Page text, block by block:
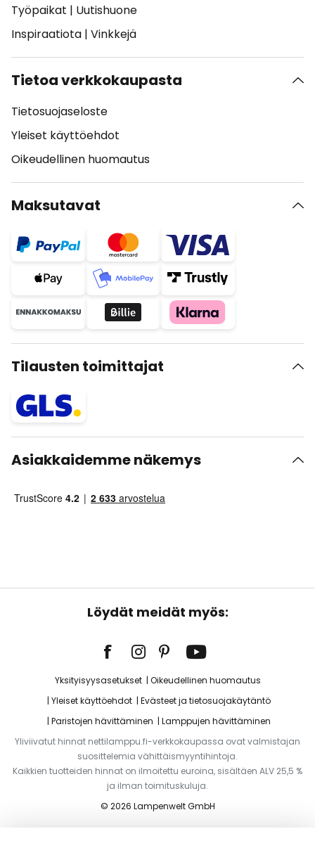
Työpaikat | Uutishuone
Inspiraatiota | Vinkkejä
Tietoa verkkokaupasta
Tietosuojaseloste
Yleiset käyttöehdot
Oikeudellinen huomautus
Maksutavat
Tilausten toimittajat
Asiakkaidemme näkemys
Löydät meidät myös:
Yksityisyysasetukset
Oikeudellinen huomautus
Yleiset käyttöehdot
Evästeet ja tietosuojakäytäntö
Paristojen hävittäminen
Lamppujen hävittäminen
Yliviivatut hinnat nettilamppu.fi-verkkokaupassa ovat valmistajan
suosittelemia vähittäismyyntihintoja.
Kaikkien tuotteiden hinnat on ilmoitettu euroina, sisältäen ALV 25,5 %
ja ilman toimituskuluja.
© 2026 Lampenwelt GmbH